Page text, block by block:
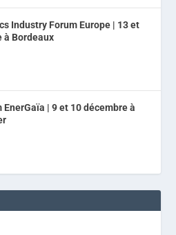
Industry Forum Europe | 13 et
à Bordeaux
EnerGaïa | 9 et 10 décembre à